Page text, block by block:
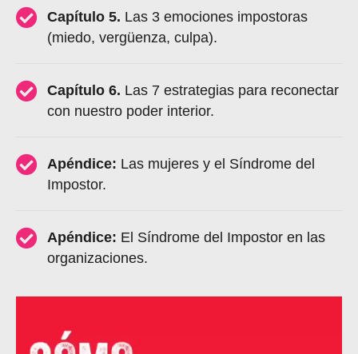
Capítulo 5. Las 3 emociones impostoras
(miedo, vergüenza, culpa).
Capítulo 6. Las 7 estrategias para reconectar
con nuestro poder interior.
Apéndice: Las mujeres y el Síndrome del
Impostor.
Apéndice: El Síndrome del Impostor en las
organizaciones.